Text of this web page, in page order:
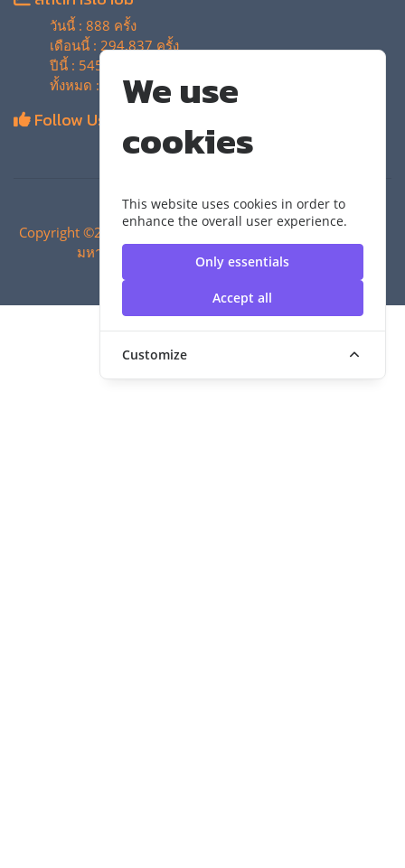
We use
cookies
This website uses cookies in order to
enhance the overall user experience.
Only essentials
Accept all
Customize
วันนี้ : 888 ครั้ง
เดือนนี้ : 294,837 ครั้ง
ปีนี้ : 545,013 ครั้ง
ทั้งหมด : 4,135,963 ครั้ง
Follow Us
Copyright ©2024 สำนักวิทยบริการและเทคโนโลยีสารสนเทศ |
มหาวิทยาลัยเทคโนโลยีราชมงคลสุวรรณภูมิ